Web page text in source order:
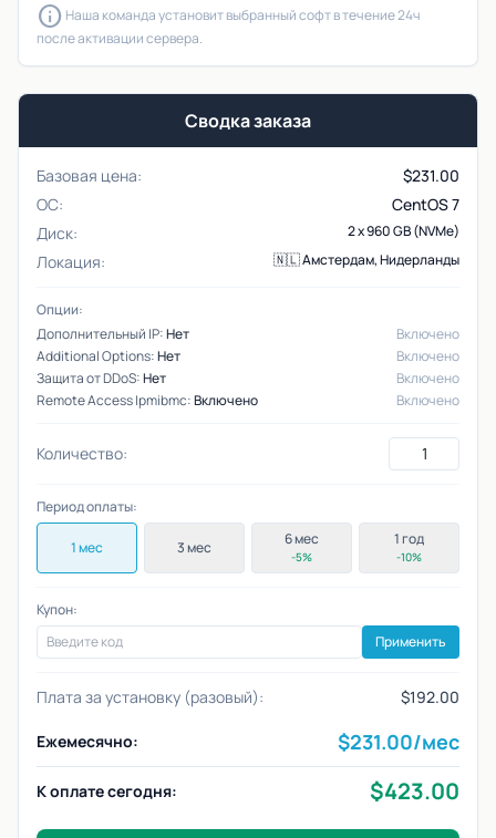
info Наша команда установит выбранный софт в течение 24ч
после активации сервера.
Сводка заказа
Базовая цена: $231.00
ОС:
CentOS 7
Диск:
2 x 960 GB (NVMe)
Локация: 🇳🇱 Амстердам, Нидерланды
Опции:
Дополнительный IP:Нет
Включено
Additional Options:Нет
Включено
Защита от DDoS:Нет
Включено
Remote Access Ipmibmc:Включено Включено
Количество:
Период оплаты:
1 мес 3 мес 6 мес
-5%
1 год
-10%
Купон:
Применить
Плата за установку (разовый): $192.00
Ежемесячно: $231.00/мес
К оплате сегодня: $423.00